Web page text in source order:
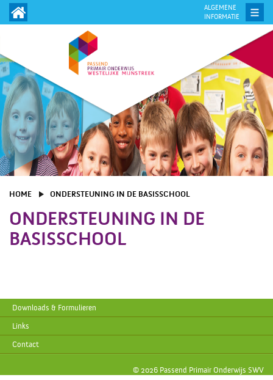
ALGEMENE
INFORMATIE
HOME ONDERSTEUNING IN DE BASISSCHOOL
ONDERSTEUNING IN DE
BASISSCHOOL
Downloads & Formulieren
Links
Contact
© 2026 Passend Primair Onderwijs SWV